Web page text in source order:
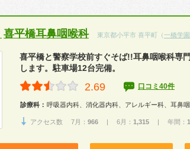
喜平橋耳鼻咽喉科 東京都小平市 喜平町（一橋学
喜平橋と警察学校前すぐそば!!耳鼻咽喉科専
します。駐車場12台完備。
2.69 口コミ40件
診療科： 呼吸器内科、消化器内科、アレルギー科、耳鼻
アクセス数 7月： 966 | 6月： 1,315 | 年間：